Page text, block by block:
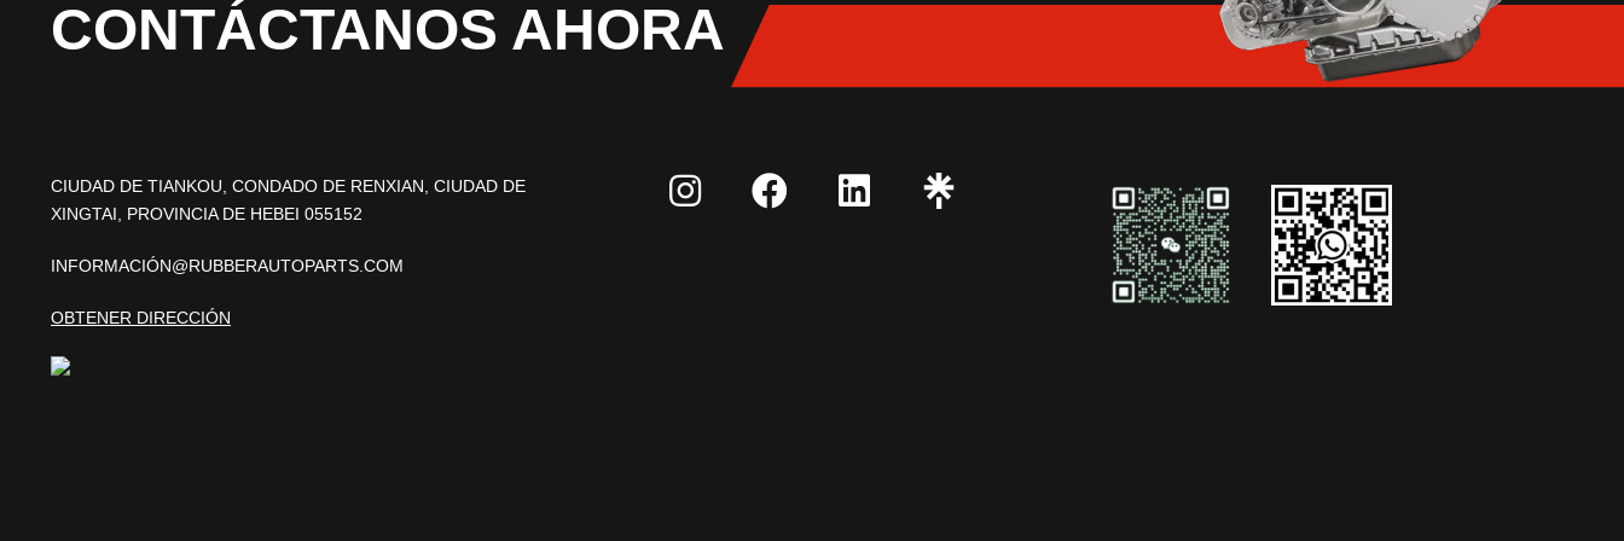
CONTÁCTANOS AHORA
CIUDAD DE TIANKOU, CONDADO DE RENXIAN, CIUDAD DE
XINGTAI, PROVINCIA DE HEBEI 055152
INFORMACIÓN@RUBBERAUTOPARTS.COM
OBTENER DIRECCIÓN